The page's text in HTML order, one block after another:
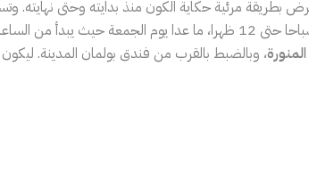
مرئية حكاية الكون منذ بدايته وحتى نهايته.
، وبالضبط بالقرب من فندق بولمان المدينة. ليكون